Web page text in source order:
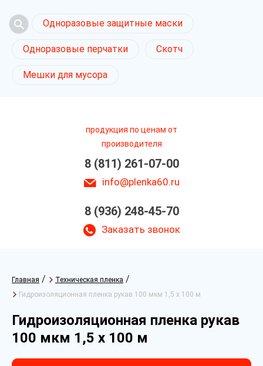
Одноразовые защитные маски
Одноразовые перчатки Скотч
Мешки для мусора
продукция по ценам от
производителя
8 (811) 261-07-00
info@plenka60.ru
8 (936) 248-45-70
Заказать звонок
Главная / Техническая пленка /
Гидроизоляционная пленка рукав 100 мкм 1,5 х 100 м
Гидроизоляционная пленка рукав
100 мкм 1,5 х 100 м